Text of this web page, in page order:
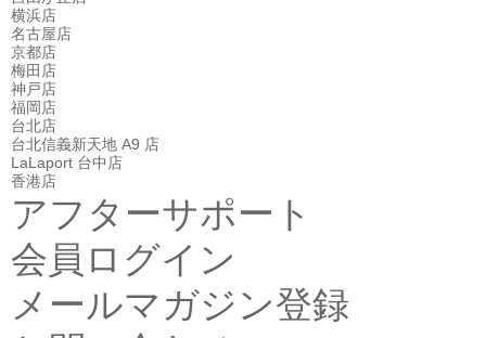
横浜店
名古屋店
京都店
梅田店
神戸店
福岡店
台北店
台北信義新天地 A9 店
LaLaport 台中店
香港店
アフターサポート
会員ログイン
メールマガジン登録